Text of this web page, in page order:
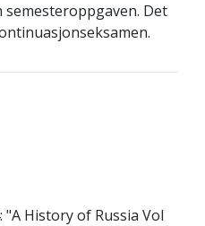
Det
"A History of Russia Vol